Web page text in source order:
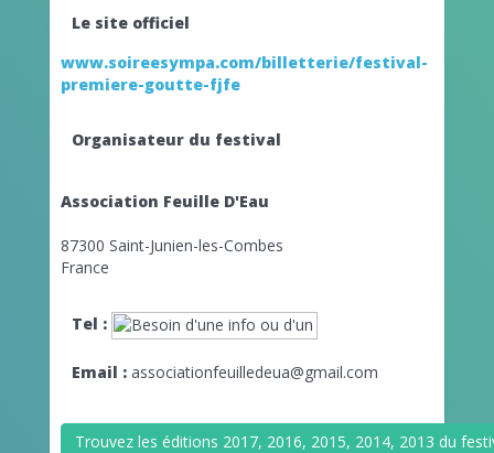
Le site officiel
www.soireesympa.com/billetterie/festival-
premiere-goutte-fjfe
Organisateur du festival
Association Feuille D'Eau
87300 Saint-Junien-les-Combes
France
Tel :
Email : associationfeuilledeua@gmail.com
Trouvez les éditions 2017, 2016, 2015, 2014, 2013 du